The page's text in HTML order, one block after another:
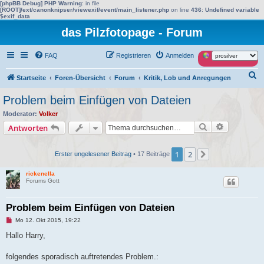
[phpBB Debug] PHP Warning: in file
[ROOT]/ext/canonknipser/viewexif/event/main_listener.php on line 436: Undefined variable
$exif_data
das Pilzfotopage - Forum
FAQ Anmelden
Registrieren
Startseite Foren-Übersicht Forum Kritik, Lob und Anregungen
Problem beim Einfügen von Dateien
Moderator: Volker
Antworten Suche
Erster ungelesener Beitrag • 17 Beiträge 1 2
rickenella
Forums Gott
Problem beim Einfügen von Dateien
U
g
e
s
Mo 12. Okt 2015, 19:22
Hallo Harry,
folgendes sporadisch auftretendes Problem.: